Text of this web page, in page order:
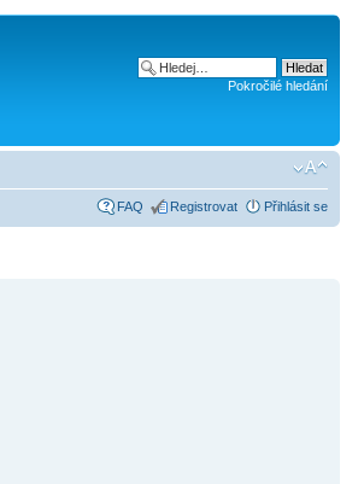
Pokročilé hledání
FAQ Registrovat Přihlásit se